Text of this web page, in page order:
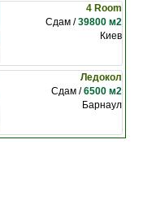
4 Room
Сдам /39800 м2
Киев
Ледокол
Сдам /6500 м2
Барнаул